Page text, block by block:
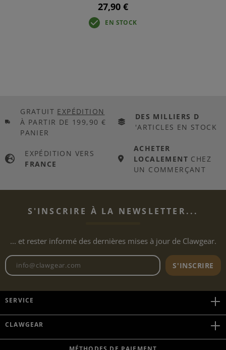
27,90 €
EN STOCK
GRATUIT EXPÉDITION
À PARTIR DE 199,90 €
PANIER
DES MILLIERS D
'ARTICLES EN STOCK
EXPÉDITION VERS
FRANCE
ACHETER
LOCALEMENT CHEZ
UN COMMERÇANT
S'INSCRIRE À LA NEWSLETTER...
... et rester informé des dernières mises à jour de Clawgear.
Adresse e-mail de laS'INSCRIRE
SERVICE
CLAWGEAR